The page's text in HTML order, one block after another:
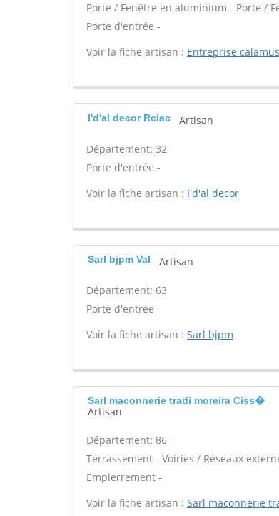
Porte / Fenêtre en aluminium - Porte /
Porte d'entrée -
Voir la fiche artisan : Entreprise
I'd'al decor Rciac Artisan
Département: 32
Porte d'entrée -
Voir la fiche artisan : I'd'al decor
Sarl bjpm Val Artisan
Département: 63
Porte d'entrée -
Voir la fiche artisan : Sarl bjpm
Sarl maconnerie tradi moreira Ciss�
Artisan
Département: 86
Terrassement - Voiries / Réseaux
Empierrement -
Voir la fiche artisan : Sarl maconnerie